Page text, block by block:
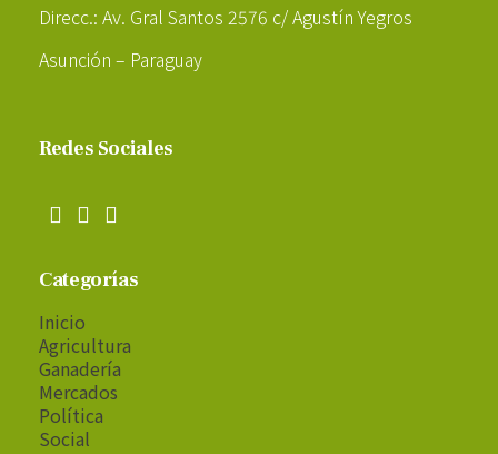
Direcc.: Av. Gral Santos 2576 c/ Agustín Yegros
Asunción – Paraguay
Redes Sociales
Categorías
Inicio
Agricultura
Ganadería
Mercados
Política
Social